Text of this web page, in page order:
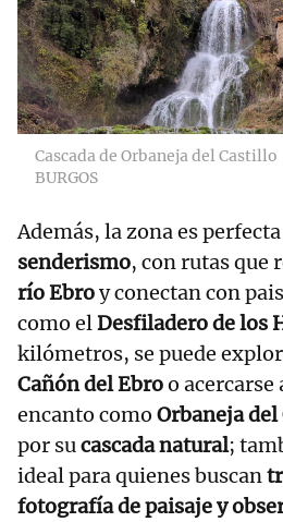
Cascada de Orbaneja del Castillo
BURGOS
Además, la zona es
senderismo, con rutas que
río Ebroy conectan con
como elDesfiladero de los
kilómetros, se puede
Cañón del Ebroo acercarse
encanto como Orbaneja
por sucascada natural;
ideal para quienes buscan
fotografía de paisaje y